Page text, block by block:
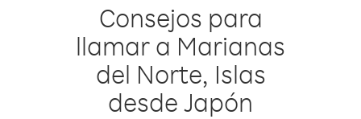
Consejos para
llamar a Marianas
del Norte, Islas
desde Japón